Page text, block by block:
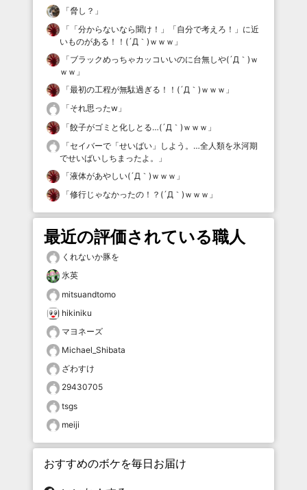
「脅し？ 」
「 「分からないなら聞け！」「自分で考えろ！」に近
いものがある！！(´Д｀)ｗｗｗ 」
「ブラックめっちゃカッコいいのに台無しや(´Д｀)ｗ
ｗｗ 」
「最初の工程が無駄過ぎる！！(´Д｀)ｗｗｗ 」
「それ思ったw 」
「餃子がゴミと化しとる…(´Д｀)ｗｗｗ 」
「セイバーで「せいばい」しよう。…全人類を氷河期
でせいばいしちまったよ。
」
「液体があやしい(´Д｀)ｗｗｗ 」
「修行じゃなかったの！？(´Д｀)ｗｗｗ 」
最近の評価されている職人
くれないか豚を
氷英
mitsuandtomo
hikiniku
マヨネーズ
Michael_Shibata
ざわすけ
29430705
tsgs
meiji
おすすめのボケを毎日お届け